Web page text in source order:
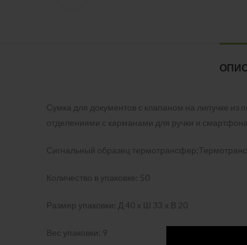
Сумка для документов с клапаном на липучке
отделениями с карманами для ручки и смартфона.
Сигнальный образец
Количество в упаковке: 50
Размер упаковки: Д 40 x Ш 33 x В 20
Вес упаковки: 9